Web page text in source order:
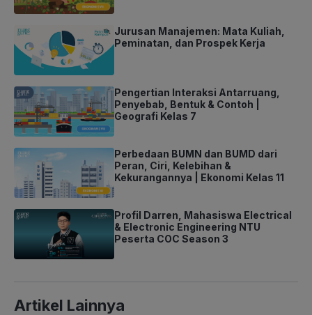
Jurusan Manajemen: Mata Kuliah,
Peminatan, dan Prospek Kerja
Pengertian Interaksi Antarruang,
Penyebab, Bentuk & Contoh |
Geografi Kelas 7
Perbedaan BUMN dan BUMD dari
Peran, Ciri, Kelebihan &
Kekurangannya | Ekonomi Kelas 11
Profil Darren, Mahasiswa Electrical
& Electronic Engineering NTU
Peserta COC Season 3
Artikel Lainnya